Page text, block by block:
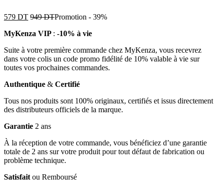
579 DT 949DTPromotion - 39%
MyKenza VIP : -10% à vie
Suite à votre première commande chez MyKenza, vous recevrez
dans votre colis un code promo fidélité de 10% valable à vie sur
toutes vos prochaines commandes.
Authentique & Certifié
Tous nos produits sont 100% originaux, certifiés et issus directement
des distributeurs officiels de la marque.
Garantie 2 ans
À la réception de votre commande, vous bénéficiez d’une garantie
totale de 2 ans sur votre produit pour tout défaut de fabrication ou
problème technique.
Satisfait ou Remboursé